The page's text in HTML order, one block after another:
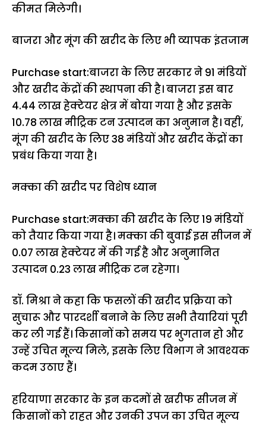
कीमत मिलेगी।
बाजरा और मूंग की खरीद के लिए भी व्यापक इंतजाम
Purchase start:बाजरा के लिए सरकार ने 91 मंडियों
और खरीद केंद्रों की स्थापना की है। बाजरा इस बार
4.44 लाख हेक्टेयर क्षेत्र में बोया गया है और इसके
10.78 लाख मीट्रिक टन उत्पादन का अनुमान है। वहीं,
मूंग की खरीद के लिए 38 मंडियों और खरीद केंद्रों का
प्रबंध किया गया है।
मक्का की खरीद पर विशेष ध्यान
Purchase start:मक्का की खरीद के लिए 19 मंडियों
को तैयार किया गया है। मक्का की बुवाई इस सीजन में
0.07 लाख हेक्टेयर में की गई है और अनुमानित
उत्पादन 0.23 लाख मीट्रिक टन रहेगा।
डॉ. मिश्रा ने कहा कि फसलों की खरीद प्रक्रिया को
सुचारू और पारदर्शी बनाने के लिए सभी तैयारियां पूरी
कर ली गई हैं। किसानों को समय पर भुगतान हो और
उन्हें उचित मूल्य मिले, इसके लिए विभाग ने आवश्यक
कदम उठाए हैं।
हरियाणा सरकार के इन कदमों से खरीफ सीजन में
किसानों को राहत और उनकी उपज का उचित मूल्य